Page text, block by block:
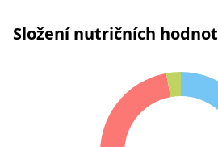
Složení nutričních hodnot